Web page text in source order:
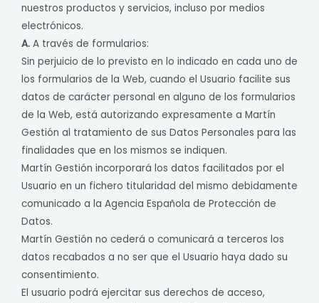
nuestros productos y servicios, incluso por medios
electrónicos.
A. A través de formularios:
Sin perjuicio de lo previsto en lo indicado en cada uno de
los formularios de la Web, cuando el Usuario facilite sus
datos de carácter personal en alguno de los formularios
de la Web, está autorizando expresamente a Martín
Gestión al tratamiento de sus Datos Personales para las
finalidades que en los mismos se indiquen.
Martín Gestión incorporará los datos facilitados por el
Usuario en un fichero titularidad del mismo debidamente
comunicado a la Agencia Española de Protección de
Datos.
Martín Gestión no cederá o comunicará a terceros los
datos recabados a no ser que el Usuario haya dado su
consentimiento.
El usuario podrá ejercitar sus derechos de acceso,